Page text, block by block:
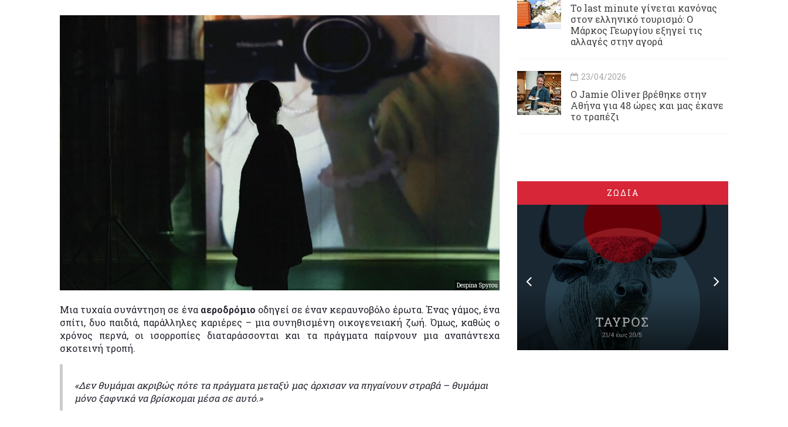
Despina Spyrou
Μια τυχαία συνάντηση σε ένα αεροδρόμιο οδηγεί σε έναν κεραυνοβόλο έρωτα. Ένας γάμος, ένα
σπίτι, δυο παιδιά, παράλληλες καριέρες – μια συνηθισμένη οικογενειακή ζωή. Όμως, καθώς ο
χρόνος περνά, οι ισορροπίες διαταράσσονται και τα πράγματα παίρνουν μια αναπάντεχα
σκοτεινή τροπή.
«Δεν θυμάμαι ακριβώς πότε τα πράγματα μεταξύ μας άρχισαν να πηγαίνουν στραβά – θυμάμαι
μόνο ξαφνικά να βρίσκομαι μέσα σε αυτό.»
Το last minute γίνεται κανόνας
στον ελληνικό τουρισμό: Ο
Μάρκος Γεωργίου εξηγεί τις
αλλαγές στην αγορά
23/04/2026
Ο Jamie Oliver βρέθηκε στην
Αθήνα για 48 ώρες και μας έκανε
το τραπέζι
ΖΩΔΙΑ